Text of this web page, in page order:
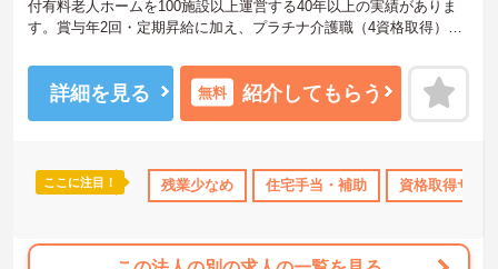
住宅手当・補助 資格取得サポート 産休･育休･介護休暇取得
付有料老人ホームを100施設以上運営する40年以上の実績がありま
す。賞与年2回・定期昇給に加え、プラチナ介護職（4資格取得）に
る仕組みが整っています。年間休日111日以上・残業月平均4.3時間
と働きやすく、育休取得率100%・育児短時間勤務（小学4年生ま
で）・有給取得実績14日と、家庭との両立を長期的にサポートする
家試験対策講座やケアマネ対策講座も自社開講しています。多職種
チームケアの中で専門性を高めながら、ケアマネジャーや生活相談
★おすすめPOINT★
詳細を見る 無料 紹介してもらう
ここに注目！ 残業少なめ 住宅手当・補助 資格取得サポ